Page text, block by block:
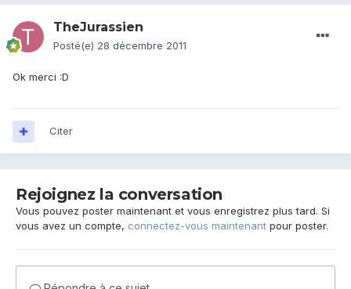
TheJurassien
Posté(e) 28 décembre 2011
Ok merci :D
Citer
Rejoignez la conversation
Vous pouvez poster maintenant et vous enregistrez plus tard. Si
vous avez un compte, connectez-vous maintenant pour poster.